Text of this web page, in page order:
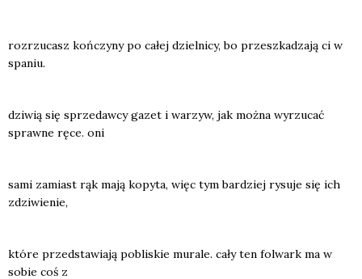
roz­rzu­casz koń­czy­ny po całej dziel­ni­cy, bo prze­szka­dza­ją ci w
spa­niu.
dzi­wią się sprze­daw­cy gazet i warzyw, jak moż­na wyrzu­cać
spraw­ne ręce. oni
sami zamiast rąk mają kopy­ta, więc tym bar­dziej rysu­je się ich
zdzi­wie­nie,
któ­re przed­sta­wia­ją pobli­skie mura­le. cały ten fol­wark ma w
sobie coś z